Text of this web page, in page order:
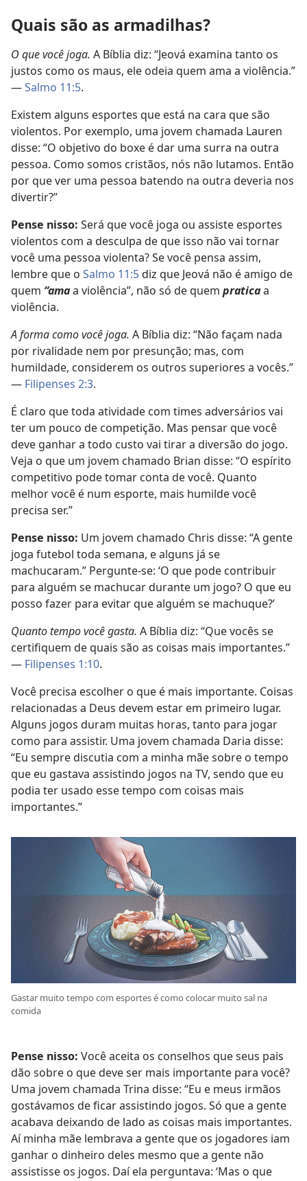
Quais são as armadilhas?
O que você joga. A Bíblia diz: “Jeová examina tanto os
justos como os maus, ele odeia quem ama a violência.”
—Salmo 11:5.
Existem alguns esportes que está na cara que são
violentos. Por exemplo, uma jovem chamada Lauren
disse: “O objetivo do boxe é dar uma surra na outra
pessoa. Como somos cristãos, nós não lutamos. Então
por que ver uma pessoa batendo na outra deveria nos
divertir?”
Pense nisso: Será que você joga ou assiste esportes
violentos com a desculpa de que isso não vai tornar
você uma pessoa violenta? Se você pensa assim,
lembre que o Salmo 11:5diz que Jeová não é amigo de
quem “amaa violência”, não só de quem praticaa
violência.
A forma como você joga. A Bíblia diz: “Não façam nada
por rivalidade nem por presunção; mas, com
humildade, considerem os outros superiores a vocês.”
— Filipenses 2:3.
É claro que toda atividade com times adversários vai
ter um pouco de competição. Mas pensar que você
deve ganhar a todo custo vai tirar a diversão do jogo.
Veja o que um jovem chamado Brian disse: “O espírito
competitivo pode tomar conta de você. Quanto
melhor você é num esporte, mais humilde você
precisa ser.”
Pense nisso: Um jovem chamado Chris disse: “A gente
joga futebol toda semana, e alguns já se
machucaram.” Pergunte-se: ‘O que pode contribuir
para alguém se machucar durante um jogo? O que eu
posso fazer para evitar que alguém se machuque?’
Quanto tempo você gasta. A Bíblia diz: “Que vocês se
certifiquem de quais são as coisas mais importantes.”
— Filipenses 1:10.
Você precisa escolher o que é mais importante. Coisas
relacionadas a Deus devem estar em primeiro lugar.
Alguns jogos duram muitas horas, tanto para jogar
como para assistir. Uma jovem chamada Daria disse:
“Eu sempre discutia com a minha mãe sobre o tempo
que eu gastava assistindo jogos na TV, sendo que eu
podia ter usado esse tempo com coisas mais
importantes.”
Gastar muito tempo com esportes é como colocar muito sal na
comida
Pense nisso: Você aceita os conselhos que seus pais
dão sobre o que deve ser mais importante para você?
Uma jovem chamada Trina disse: “Eu e meus irmãos
gostávamos de ficar assistindo jogos. Só que a gente
acabava deixando de lado as coisas mais importantes.
Aí minha mãe lembrava a gente que os jogadores iam
ganhar o dinheiro deles mesmo que a gente não
assistisse os jogos. Daí ela perguntava: ‘Mas o que